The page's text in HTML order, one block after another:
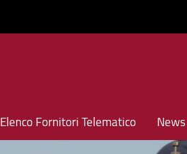
Elenco Fornitori Telematico